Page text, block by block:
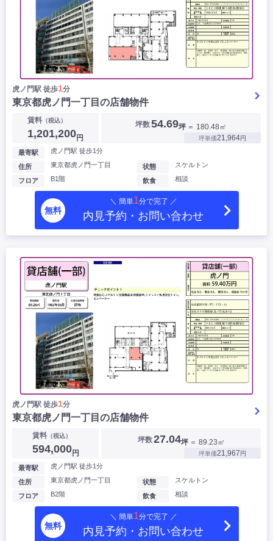
虎ノ門駅 徒歩1分
東京都虎ノ門一丁目の店舗物件
賃料 （税込）
1,201,200円
坪数54.69坪 ＝ 180.48㎡
坪単価21,964円
最寄駅 虎ノ門駅 徒歩1分
住所 東京都虎ノ門一丁目
フロア B1階
状態 スケルトン
飲食 相談
無料
＼ 簡単1分で完了 ／
内見予約・お問い合わせ
虎ノ門駅 徒歩1分
東京都虎ノ門一丁目の店舗物件
賃料（税込）
594,000円
坪数27.04坪 ＝ 89.23㎡
坪単価21,967円
最寄駅 虎ノ門駅 徒歩1分
住所 東京都虎ノ門一丁目
フロア B2階
状態 スケルトン
飲食 相談
無料
＼ 簡単1分で完了 ／
内見予約・お問い合わせ